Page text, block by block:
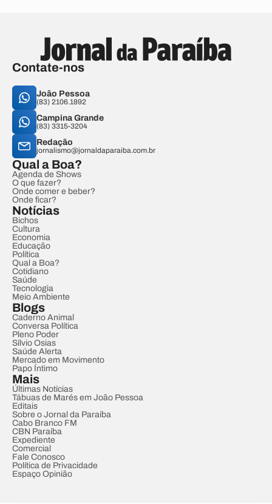
Contate-nos
João Pessoa
(83) 2106.1892
Campina Grande
(83) 3315-3204
Redação
jornalismo@jornaldaparaiba.com.br
Qual a Boa?
Agenda de Shows
O que fazer?
Onde comer e beber?
Onde ficar?
Notícias
Bichos
Cultura
Economia
Educação
Política
Qual a Boa?
Cotidiano
Saúde
Tecnologia
Meio Ambiente
Blogs
Caderno Animal
Conversa Política
Pleno Poder
Sílvio Osias
Saúde Alerta
Mercado em Movimento
Papo Íntimo
Mais
Últimas Notícias
Tábuas de Marés em João Pessoa
Editais
Sobre o Jornal da Paraíba
Cabo Branco FM
CBN Paraíba
Expediente
Comercial
Fale Conosco
Política de Privacidade
Espaço Opinião